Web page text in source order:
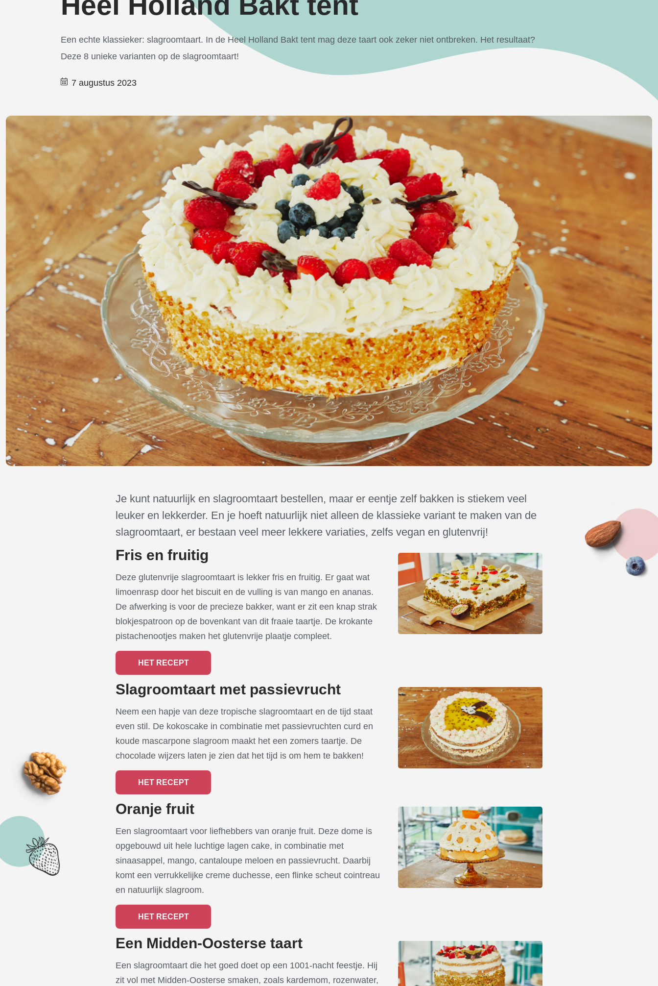
Een echte klassieker: slagroomtaart. In de Heel Holland Bakt tent mag deze taart ook zeker niet ontbreken. Het resultaat?
Deze 8 unieke varianten op de slagroomtaart!
7 augustus 2023
Je kunt natuurlijk en slagroomtaart bestellen, maar er eentje zelf bakken is stiekem veel
leuker en lekkerder. En je hoeft natuurlijk niet alleen de klassieke variant te maken van de
slagroomtaart, er bestaan veel meer lekkere variaties, zelfs vegan en glutenvrij!
Fris en fruitig
Deze glutenvrije slagroomtaart is lekker fris en fruitig. Er gaat wat
limoenrasp door het biscuit en de vulling is van mango en ananas.
De afwerking is voor de precieze bakker, want er zit een knap strak
blokjespatroon op de bovenkant van dit fraaie taartje. De krokante
pistachenootjes maken het glutenvrije plaatje compleet.
HET RECEPT
Slagroomtaart met passievrucht
Neem een hapje van deze tropische slagroomtaart en de tijd staat
even stil. De kokoscake in combinatie met passievruchten curd en
koude mascarpone slagroom maakt het een zomers taartje. De
chocolade wijzers laten je zien dat het tijd is om hem te bakken!
HET RECEPT
Oranje fruit
Een slagroomtaart voor liefhebbers van oranje fruit. Deze dome is
opgebouwd uit hele luchtige lagen cake, in combinatie met
sinaasappel, mango, cantaloupe meloen en passievrucht. Daarbij
komt een verrukkelijke creme duchesse, een flinke scheut cointreau
en natuurlijk slagroom.
HET RECEPT
Een Midden-Oosterse taart
Een slagroomtaart die het goed doet op een 1001-nacht feestje. Hij
zit vol met Midden-Oosterse smaken, zoals kardemom, rozenwater,